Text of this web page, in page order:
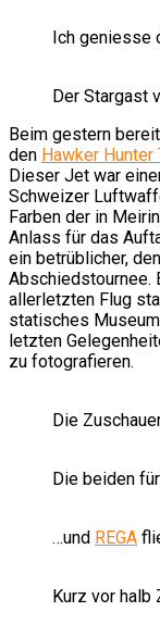
Ich geniesse
Der Stargast
Beim gestern
den Hawker Hunter
Dieser Jet war
Schweizer
Farben der in
Anlass für das
ein betrüblicher,
Abschiedstournee.
allerletzten Flug
statisches
letzten
zu fotografieren.
Die
Die beiden
…und REGA
Kurz vor halb